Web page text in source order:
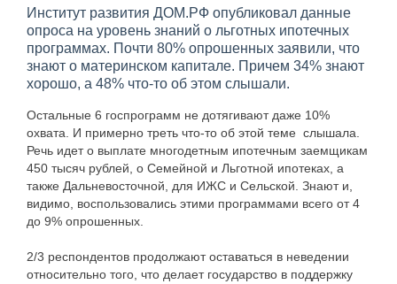
Институт развития ДОМ.РФ опубликовал данные
опроса на уровень знаний о льготных ипотечных
программах. Почти 80% опрошенных заявили, что
знают о материнском капитале. Причем 34% знают
хорошо, а 48% что-то об этом слышали.
Остальные 6 госпрограмм не дотягивают даже 10%
охвата. И примерно треть что-то об этой теме слышала.
Речь идет о выплате многодетным ипотечным заемщикам
450 тысяч рублей, о Семейной и Льготной ипотеках, а
также Дальневосточной, для ИЖС и Сельской. Знают и,
видимо, воспользовались этими программами всего от 4
до 9% опрошенных.
2/3 респондентов продолжают оставаться в неведении
относительно того, что делает государство в поддержку